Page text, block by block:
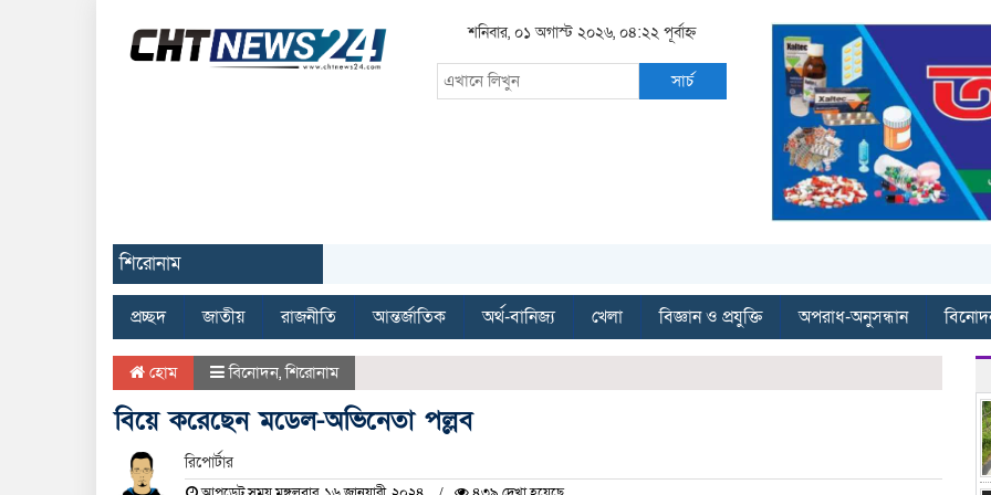
শনিবার, ০১ অগাস্ট ২০২৬, ০৪:২২ পূর্বাহ্ন
সার্চ
শিরোনাম
প্রচ্ছদ জাতীয় রাজনীতি আন্তর্জাতিক অর্থ-বানিজ্য খেলা বিজ্ঞান ও প্রযুক্তি অপরাধ-অনুসন্ধান
হোম বিনোদন,শিরোনাম
বিয়ে করেছেন মডেল-অভিনেতা পল্লব
রিপোর্টার